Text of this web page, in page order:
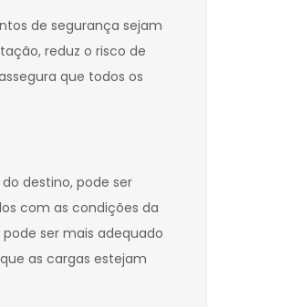
de segurança sejam
reduz o risco de
que todos os
destino, pode ser
com as condições da
ser mais adequado
as cargas estejam